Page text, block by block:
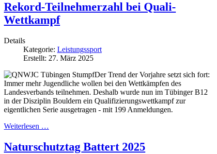
Rekord-Teilnehmerzahl bei Quali-
Wettkampf
Details
Kategorie: Leistungssport
Erstellt: 27. März 2025
Der Trend der Vorjahre setzt sich fort:
Immer mehr Jugendliche wollen bei den Wettkämpfen des
Landesverbands teilnehmen. Deshalb wurde nun im Tübinger B12
in der Disziplin Bouldern ein Qualifizierungswettkampf zur
eigentlichen Serie ausgetragen - mit 199 Anmeldungen.
Weiterlesen …
Naturschutztag Battert 2025